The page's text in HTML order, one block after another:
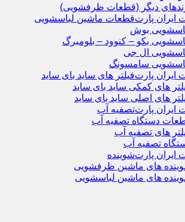
دیگر (قطعات ظرفشویی)
قطعات ماشین لباسشویی
بوش
بکو – کنوود – بلومبرگ
ال جی
سامسونگ
فیلتر های ساید بای ساید
های کمکی ساید بای ساید
های اصلی ساید بای ساید
تصفیه آب
دستگاه تصفیه آب
های تصفیه آب
تصفیه آب
شوینده
های ماشین ظرفشویی
های ماشین لباسشویی